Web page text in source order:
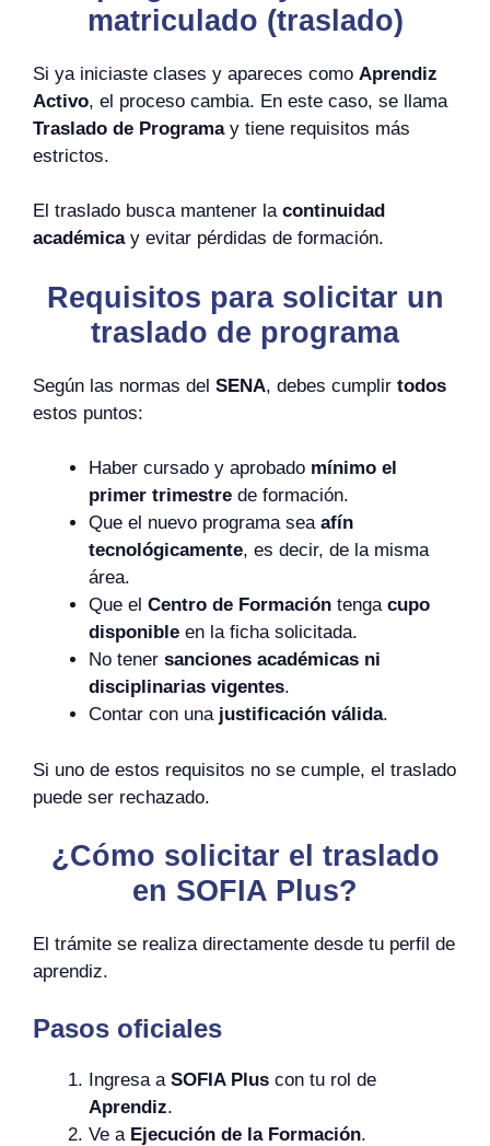
matriculado (traslado)
Si ya iniciaste clases y apareces como Aprendiz
Activo, el proceso cambia. En este caso, se llama
Traslado de Programay tiene requisitos más
estrictos.
El traslado busca mantener la continuidad
académicay evitar pérdidas de formación.
Requisitos para solicitar un
traslado de programa
Según las normas del SENA, debes cumplir todos
estos puntos:
Haber cursado y aprobado mínimo el
primer trimestre de formación.
Que el nuevo programa sea afín
tecnológicamente, es decir, de la misma
área.
Que el Centro de Formación tenga cupo
disponible en la ficha solicitada.
No tener sanciones académicas ni
disciplinarias vigentes.
Contar con una justificación válida.
Si uno de estos requisitos no se cumple, el traslado
puede ser rechazado.
¿Cómo solicitar el traslado
en SOFIA Plus?
El trámite se realiza directamente desde tu perfil de
aprendiz.
Pasos oficiales
Ingresa a SOFIA Plus con tu rol de
Aprendiz.
Ve a Ejecución de la Formación.